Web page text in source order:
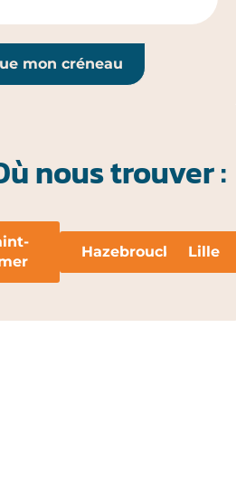
mon créneau
nous trouver :
Hazebrouck Lille